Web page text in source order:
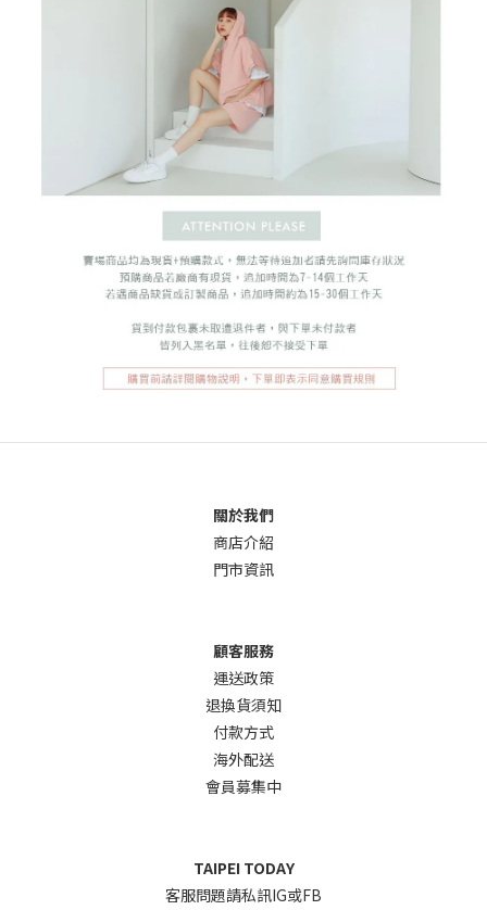
關於我們
商店介紹
門市資訊
顧客服務
運送政策
退換貨須知
付款方式
海外配送
會員募集中
TAIPEI TODAY
客服問題請私訊IG或FB